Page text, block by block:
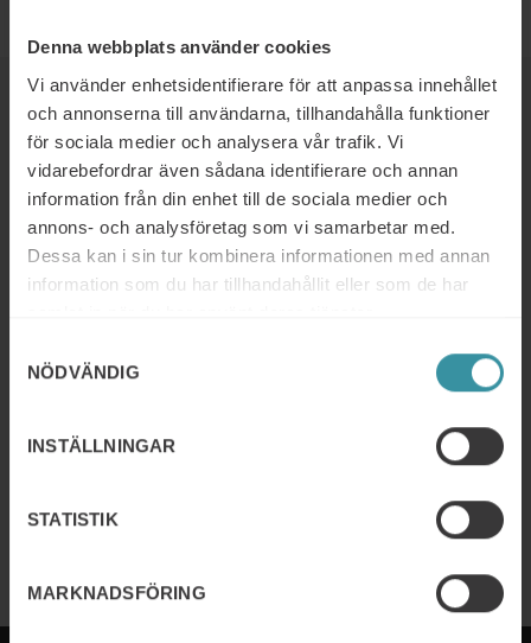
Denna webbplats använder cookies
Vi använder enhetsidentifierare för att anpassa innehållet
och annonserna till användarna, tillhandahålla funktioner
för sociala medier och analysera vår trafik. Vi
vidarebefordrar även sådana identifierare och annan
information från din enhet till de sociala medier och
annons- och analysföretag som vi samarbetar med.
Dessa kan i sin tur kombinera informationen med annan
information som du har tillhandahållit eller som de har
NÖDVÄNDIG
INSTÄLLNINGAR
STATISTIK
MARKNADSFÖRING
Liknande
01/01/2025 - 31/12/2025
Kostnadsfri workshop för er
ledningsgrupp
Läs mer